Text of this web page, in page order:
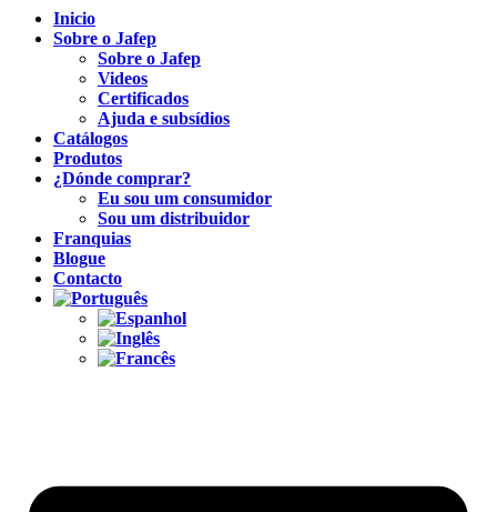
Inicio
Sobre o Jafep
Sobre o Jafep
Videos
Certificados
Ajuda e subsídios
Catálogos
Produtos
¿Dónde comprar?
Eu sou um consumidor
Sou um distribuidor
Franquias
Blogue
Contacto